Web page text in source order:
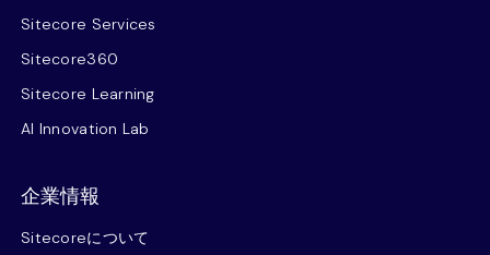
Sitecore Services
Sitecore360
Sitecore Learning
AI Innovation Lab
企業情報
Sitecoreについて